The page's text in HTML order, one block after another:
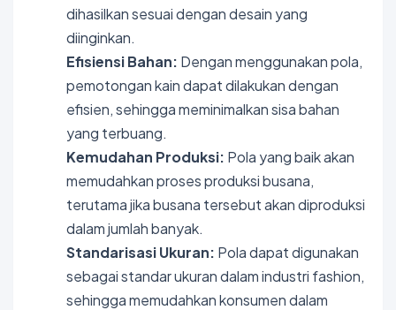
dihasilkan sesuai dengan desain yang
diinginkan.
Efisiensi Bahan: Dengan menggunakan pola,
pemotongan kain dapat dilakukan dengan
efisien, sehingga meminimalkan sisa bahan
yang terbuang.
Kemudahan Produksi: Pola yang baik akan
memudahkan proses produksi busana,
terutama jika busana tersebut akan diproduksi
dalam jumlah banyak.
Standarisasi Ukuran: Pola dapat digunakan
sebagai standar ukuran dalam industri fashion,
sehingga memudahkan konsumen dalam